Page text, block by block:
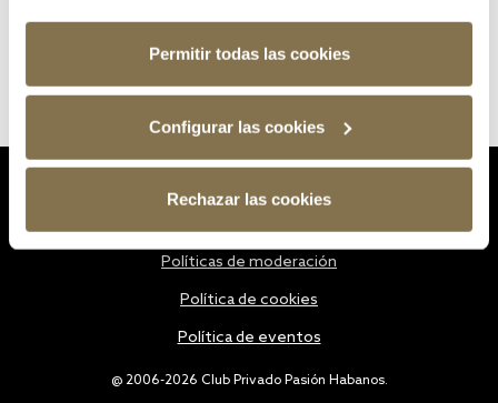
Permitir todas las cookies
Configurar las cookies
Rechazar las cookies
@ 2006-2026 Club Privado Pasión Habanos.
Políticas de moderación
Política de cookies
Política de eventos